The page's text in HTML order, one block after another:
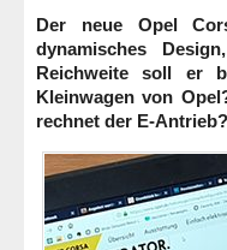
Der neue Opel
dynamisches
Reichweite soll er
Kleinwagen von
rechnet der E-